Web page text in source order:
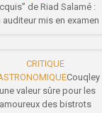
de Riad Salamé :
auditeur mis en examen
CRITIQUE
Couqley
valeur sûre pour les
amoureux des bistrots